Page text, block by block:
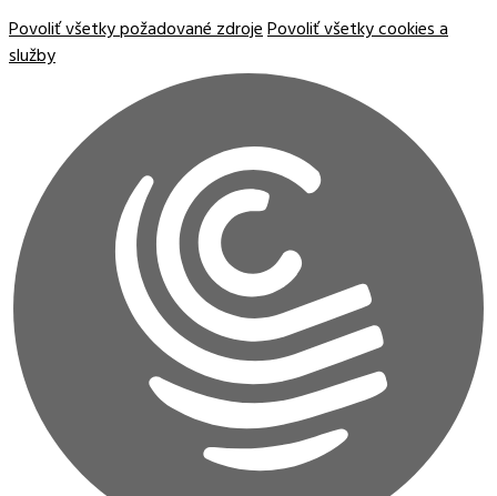
Povoliť všetky požadované zdrojePovoliť všetky cookies a
služby